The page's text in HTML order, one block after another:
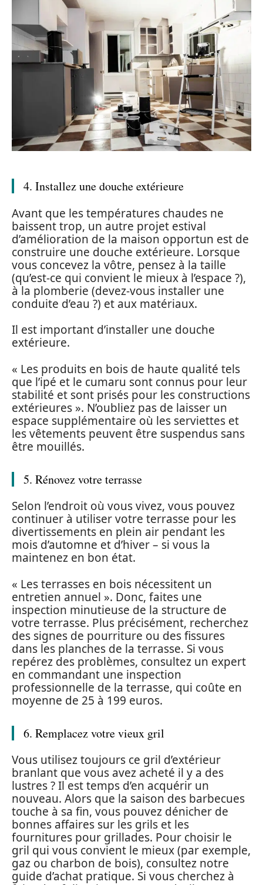
4. Installez une douche extérieure
Avant que les températures chaudes ne
baissent trop, un autre projet estival
d’amélioration de la maison opportun est de
construire une douche extérieure. Lorsque
vous concevez la vôtre, pensez à la taille
(qu’est-ce qui convient le mieux à l’espace ?),
à la plomberie (devez-vous installer une
conduite d’eau ?) et aux matériaux.
Il est important d’installer une douche
extérieure.
« Les produits en bois de haute qualité tels
que l’ipé et le cumaru sont connus pour leur
stabilité et sont prisés pour les constructions
extérieures ». N’oubliez pas de laisser un
espace supplémentaire où les serviettes et
les vêtements peuvent être suspendus sans
être mouillés.
5. Rénovez votre terrasse
Selon l’endroit où vous vivez, vous pouvez
continuer à utiliser votre terrasse pour les
divertissements en plein air pendant les
mois d’automne et d’hiver – si vous la
maintenez en bon état.
« Les terrasses en bois nécessitent un
entretien annuel ». Donc, faites une
inspection minutieuse de la structure de
votre terrasse. Plus précisément, recherchez
des signes de pourriture ou des fissures
dans les planches de la terrasse. Si vous
repérez des problèmes, consultez un expert
en commandant une inspection
professionnelle de la terrasse, qui coûte en
moyenne de 25 à 199 euros.
6. Remplacez votre vieux gril
Vous utilisez toujours ce gril d’extérieur
branlant que vous avez acheté il y a des
lustres ? Il est temps d’en acquérir un
nouveau. Alors que la saison des barbecues
touche à sa fin, vous pouvez dénicher de
bonnes affaires sur les grils et les
fournitures pour grillades. Pour choisir le
gril qui vous convient le mieux (par exemple,
gaz ou charbon de bois), consultez notre
guide d’achat pratique. Si vous cherchez à